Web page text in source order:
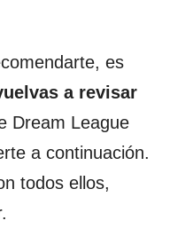
es
a revisar
Dream League
a continuación.
todos ellos,